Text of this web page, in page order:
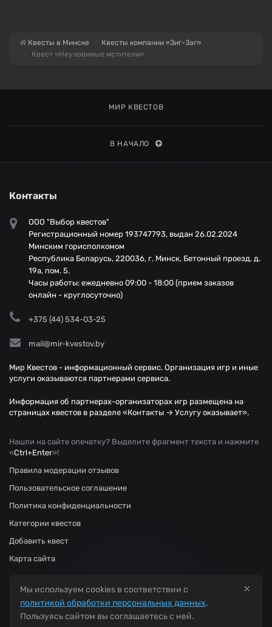
Квесты в Минске
Квесты компании «Зиг-Заг»
Квест «Неуловимые мстители»
МИР КВЕСТОВ
В НАЧАЛО
Контакты
ООО "Выбор квестов"
Регистрационный номер 193747793, выдан 26.02.2024
Минским горисполкомом
Республика Беларусь, 220036, г. Минск, Бетонный проезд, д.
19а, пом. 5.
Часы работы: ежедневно 09:00 - 18:00 (прием заказов
онлайн - круглосуточно)
+375 (44) 534-03-25
mail@mir-kvestov.by
Мир Квестов - информационный сервис. Организация игр и иные
услуги оказываются партнерами сервиса.
Информация об партнерах-организаторах игр размещена на
страницах квестов в разделе «Контакты → Услугу оказывает».
Нашли на сайте опечатку? Выделите фрагмент текста и нажмите
«Ctrl+Enter»!
Правила модерации отзывов
Пользовательское соглашение
Политика конфиденциальности
Категории квестов
Добавить квест
Карта сайта
×
Мы используем cookies в соответствии с
политикой обработки персональных данных.
Пользуясь сайтом вы соглашаетесь с ней.